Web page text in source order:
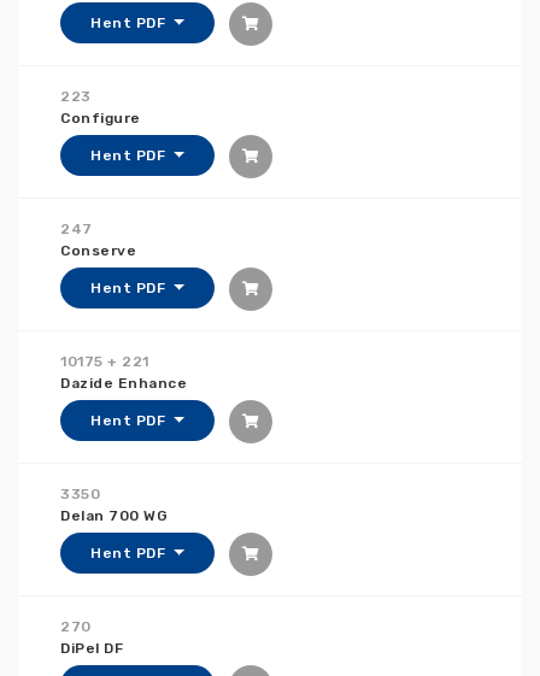
Hent PDF
223
Configure
Hent PDF
247
Conserve
Hent PDF
10175 + 221
Dazide Enhance
Hent PDF
3350
Delan 700 WG
Hent PDF
270
DiPel DF